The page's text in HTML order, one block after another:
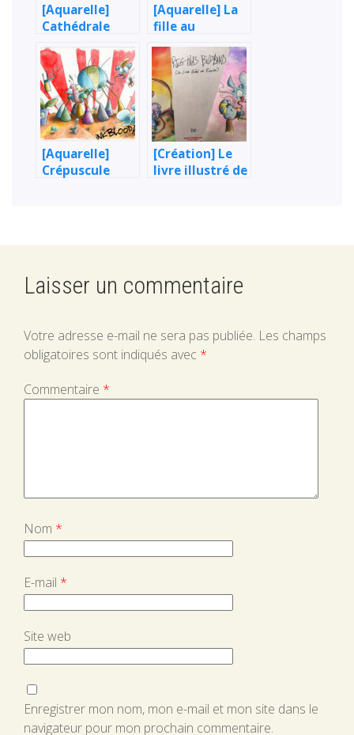
[Aquarelle]
Cathédrale
Notre-Dame de
Paris et coq
français
[Aquarelle] La
fille au
chapeau de
rêve
[Aquarelle]
Crépuscule
[Création] Le
livre illustré de
Laisser un commentaire
Votre adresse e-mail ne sera pas publiée. Les champs
obligatoires sont indiqués avec *
Commentaire *
Nom *
E-mail *
Site web
Enregistrer mon nom, mon e-mail et mon site dans le
navigateur pour mon prochain commentaire.